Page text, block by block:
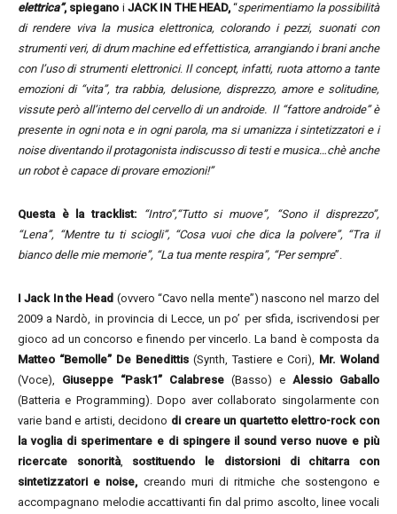
elettrica”, spiegano iJACK IN THE HEAD, “sperimentiamo la possibilità
di rendere viva la musica elettronica, colorando i pezzi, suonati con
strumenti veri, di drum machine ed effettistica, arrangiando i brani anche
con l’uso di strumenti elettronici. Il concept, infatti, ruota attorno a tante
emozioni di “vita”, tra rabbia, delusione, disprezzo, amore e solitudine,
vissute però all’interno del cervello di un androide. Il “fattore androide” è
presente in ogni nota e in ogni parola, ma si umanizza i sintetizzatori e i
noise diventando il protagonista indiscusso di testi e musica…chè anche
un robot è capace di provare emozioni!”
Questa è la tracklist:
“Intro”,“Tutto si muove”, “Sono il disprezzo”,
“Lena”, “Mentre tu ti sciogli”, “Cosa vuoi che dica la polvere”, “Tra il
bianco delle mie memorie”, “La tua mente respira”, “Per sempre”.
I Jack In the Head (ovvero “Cavo nella mente”) nascono nel marzo del
2009 a Nardò, in provincia di Lecce, un po’ per sfida, iscrivendosi per
gioco ad un concorso e finendo per vincerlo. La band è composta da
Matteo “Bemolle” De Benedittis (Synth, Tastiere e Cori), Mr. Woland
(Voce), Giuseppe “Pask1” Calabrese (Basso) e Alessio Gaballo
(Batteria e Programming). Dopo aver collaborato singolarmente con
varie band e artisti, decidono di creare un quartetto elettro-rock con
la voglia di sperimentare e di spingere il sound verso nuove e più
ricercate sonorità, sostituendo le distorsioni di chitarra con
sintetizzatori e noise, creando muri di ritmiche che sostengono e
accompagnano melodie accattivanti fin dal primo ascolto, linee vocali